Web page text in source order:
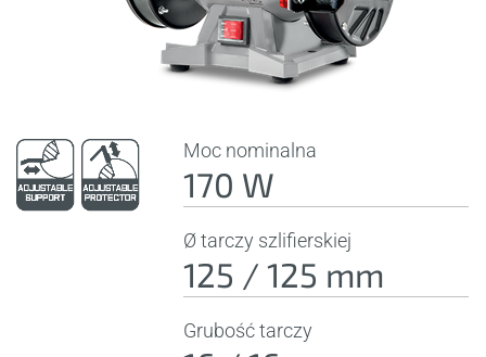
Moc nominalna
170 W
Ø tarczy szlifierskiej
125 / 125 mm
Grubość tarczy